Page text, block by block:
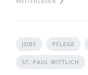
JOBS PFLEGE
ST. PAUL WITTLICH